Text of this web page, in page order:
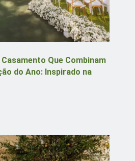
Que Combinam
do Ano: Inspirado na